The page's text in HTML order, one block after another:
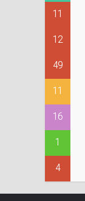
11
12
49
11
16
1
4